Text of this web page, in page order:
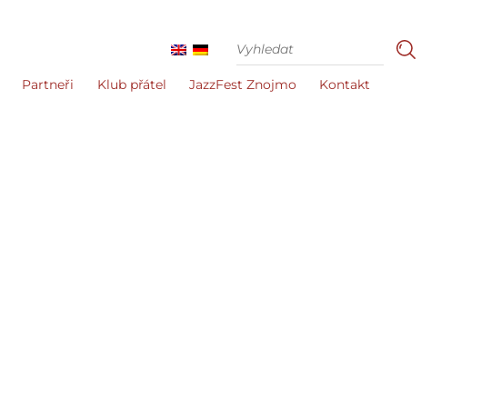
Partneři Klub přátel JazzFest Znojmo Kontakt